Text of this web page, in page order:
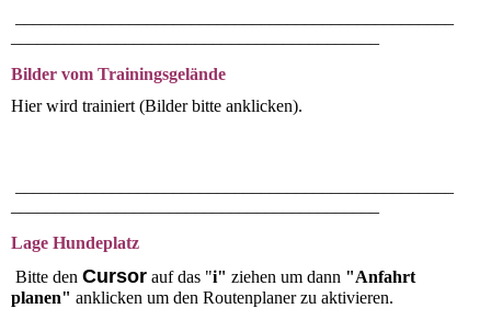
Bilder vom Trainingsgelände
Hier wird trainiert (Bilder bitte anklicken).
Lage Hundeplatz
Bitte den Cursor auf das "i" ziehen um dann "Anfahrt
planen" anklicken um den Routenplaner zu aktivieren.